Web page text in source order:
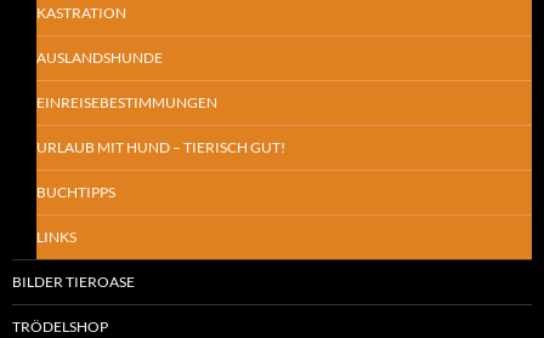
KASTRATION
AUSLANDSHUNDE
EINREISEBESTIMMUNGEN
URLAUB MIT HUND – TIERISCH GUT!
BUCHTIPPS
LINKS
BILDER TIEROASE
TRÖDELSHOP